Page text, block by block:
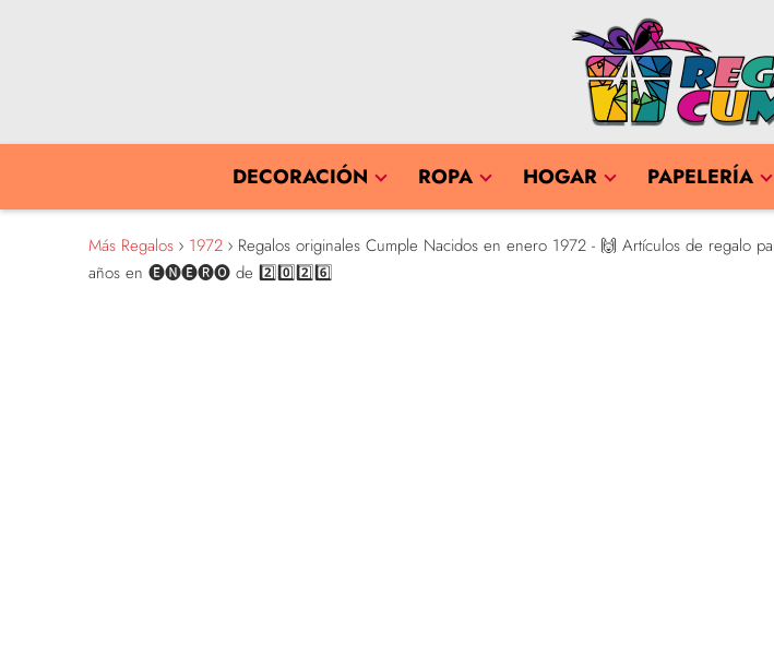
DECORACIÓN ROPA HOGAR PAPELERÍA
Más Regalos 1972
Regalos originales Cumple Nacidos en enero 1972 - 🙌 Artículos de regalo
años en 🅔🅝🅔🅡🅞 de 2️⃣0️⃣2️⃣6️⃣